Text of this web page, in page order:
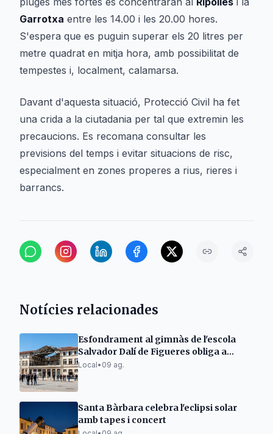
Garrotxa entre les 14.00 i les 20.00 hores.
S'espera que es puguin superar els 20 litres per
metre quadrat en mitja hora, amb possibilitat de
tempestes i, localment, calamarsa.
Davant d'aquesta situació, Protecció Civil ha fet
una crida a la ciutadania per tal que extremin les
precaucions. Es recomana consultar les
previsions del temps i evitar situacions de risc,
especialment en zones properes a rius, rieres i
barrancs.
Notícies relacionades
Esfondrament al gimnàs de l'escola
Salvador Dalí de Figueres obliga a
traslladar alumnes
Local• 09 ag.
Santa Bàrbara celebra l'eclipsi solar
amb tapes i concert